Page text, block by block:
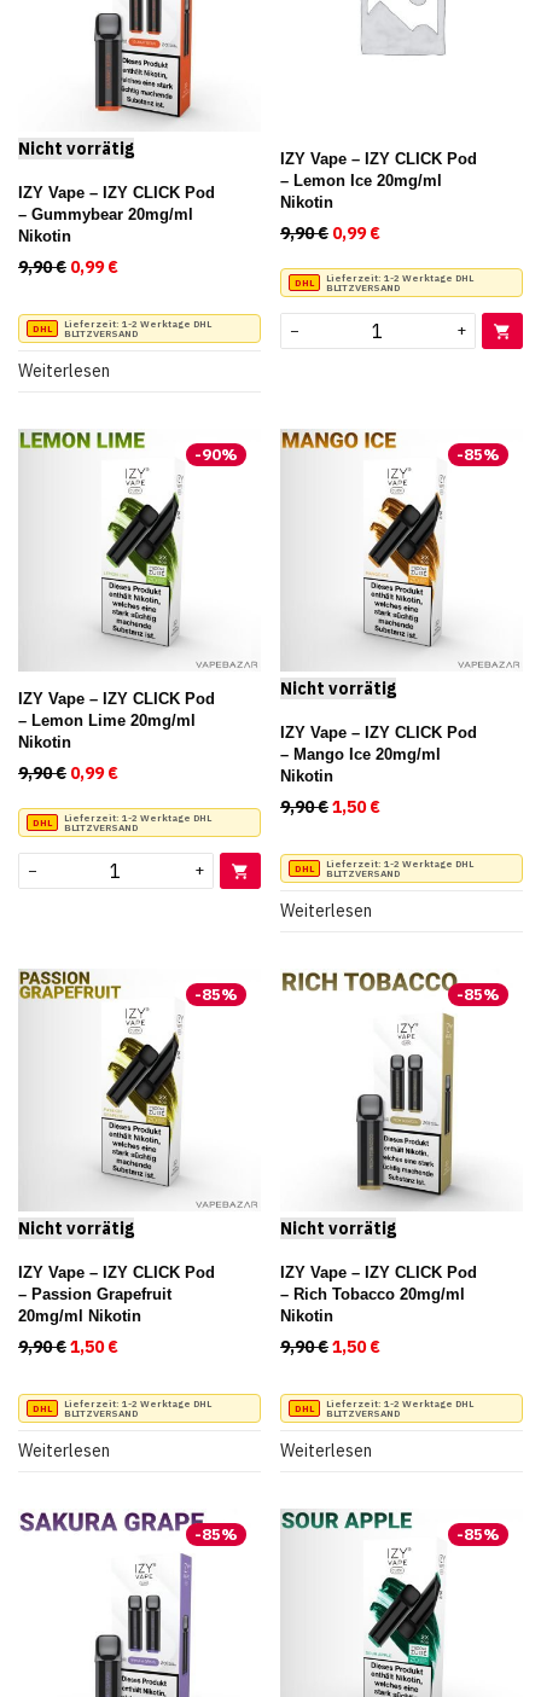
IZY Vape – IZY CLICK Pod
– Gummybear 20mg/ml
Nikotin
9,90€ Ursprünglicher Preis war: 9,90 €
0,99€ Aktueller Preis ist: 0,99 €.
Lieferzeit: 1-2 Werktage DHL
BLITZVERSAND
Weiterlesen
IZY Vape – IZY CLICK Pod
– Lemon Ice 20mg/ml
Nikotin
9,90€ Ursprünglicher Preis
0,99€
Lieferzeit: 1-2 Werktage DHL
BLITZVERSAND
− +
-90%
IZY Vape – IZY CLICK Pod
– Lemon Lime 20mg/ml
Nikotin
9,90€ Ursprünglicher Preis war: 9,90 €
0,99€ Aktueller Preis ist: 0,99 €.
Lieferzeit: 1-2 Werktage DHL
BLITZVERSAND
− +
-85%
IZY Vape – IZY CLICK Pod
– Mango Ice 20mg/ml
Nikotin
9,90€Ursprünglicher Preis
1,50€
Lieferzeit: 1-2 Werktage DHL
BLITZVERSAND
Weiterlesen
-85%
IZY Vape – IZY CLICK Pod
– Passion Grapefruit
20mg/ml Nikotin
9,90€Ursprünglicher Preis war: 9,90 €
1,50€ Aktueller Preis ist: 1,50 €.
Lieferzeit: 1-2 Werktage DHL
BLITZVERSAND
Weiterlesen
-85%
IZY Vape – IZY CLICK Pod
– Rich Tobacco 20mg/ml
Nikotin
9,90€Ursprünglicher Preis
1,50€
Lieferzeit: 1-2 Werktage DHL
BLITZVERSAND
Weiterlesen
-85% -85%